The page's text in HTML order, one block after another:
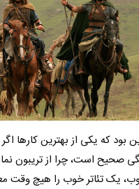
که یکی از بهترین کارها
صحیح است، چرا از تریبون
یک تئاتر خوب را هیچ وقت